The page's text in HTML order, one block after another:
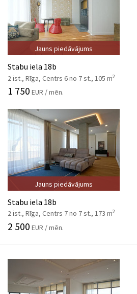
Jauns piedāvājums
Stabu iela 18b
2 ist., Rīga, Centrs 6 no 7 st., 105 m2
1 750 EUR / mēn.
Jauns piedāvājums
Stabu iela 18b
2 ist., Rīga, Centrs 7 no 7 st., 173 m2
2 500 EUR / mēn.